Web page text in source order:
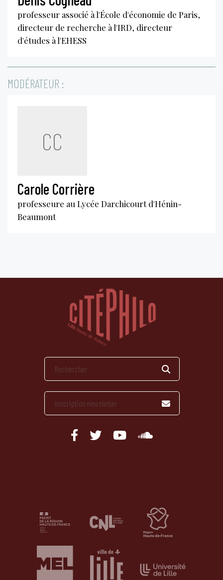
professeur associé à l'École d'économie de Paris,
directeur de recherche à l'IRD, directeur
d'études à l'EHESS
MODÉRATEUR :
CC
Carole Corrière
professeure au Lycée Darchicourt d'Hénin-
Beaumont